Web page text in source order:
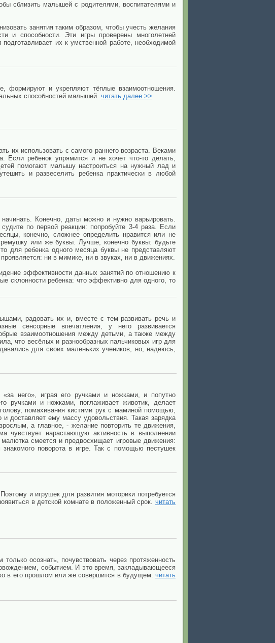
сблизить малышей с родителями, воспитателями и
занятия таким образом, чтобы учесть желания
и способности. Эти игры проверены многолетней
их к умственной работе, необходимой
формируют и укрепляют тёплые взаимоотношения.
способностей малышей. читать далее >>
их использовать с самого раннего возраста. Веками
Если ребенок упрямится и не хочет что-то делать,
помогают малышу настроиться на нужный лад и
и развеселить ребенка практически в любой
Конечно, даты можно и нужно варьировать.
по первой реакции: попробуйте 3-4 раза. Если
конечно, сложнее определить нравится или не
или же буквы. Лучше, конечно буквы: будьте
для ребенка одного месяца буквы не представляют
ни в мимике, ни в звуках, ни в движениях.
эффективности данных занятий по отношению к
склонности ребенка: что эффективно для одного, то
радовать их и, вместе с тем развивать речь и
сенсорные впечатления, у него развивается
взаимоотношения между детьми, а также между
что весёлых и разнообразных пальчиковых игр для
для своих маленьких учеников, но, надеюсь,
него», играя его ручками и ножками, и попутно
ручками и ножками, поглаживает животик, делает
помахивания кистями рук с маминой помощью,
доставляет ему массу удовольствия. Такая зарядка
а главное, - желание повторить те движения,
нарастающую активность в выполнении
смеется и предвосхищает игровые движения:
знакомого поворота в игре. Так с помощью пестушек
и игрушек для развития моторики потребуется
в детской комнате в положенный срок. читать
осознать, почувствовать через протяженность
событием. И это время, закладывающееся
в его прошлом или же совершится в будущем. читать